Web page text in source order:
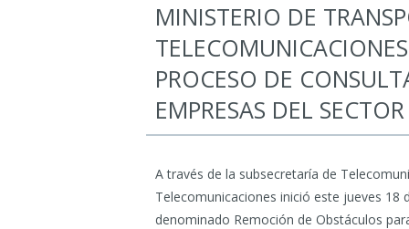
MINISTERIO DE
PROCESO DE
EMPRESAS DEL SECTOR
A través de la subsecretaría de
Telecomunicaciones inició este jueves
denominado Remoción de Obstáculos